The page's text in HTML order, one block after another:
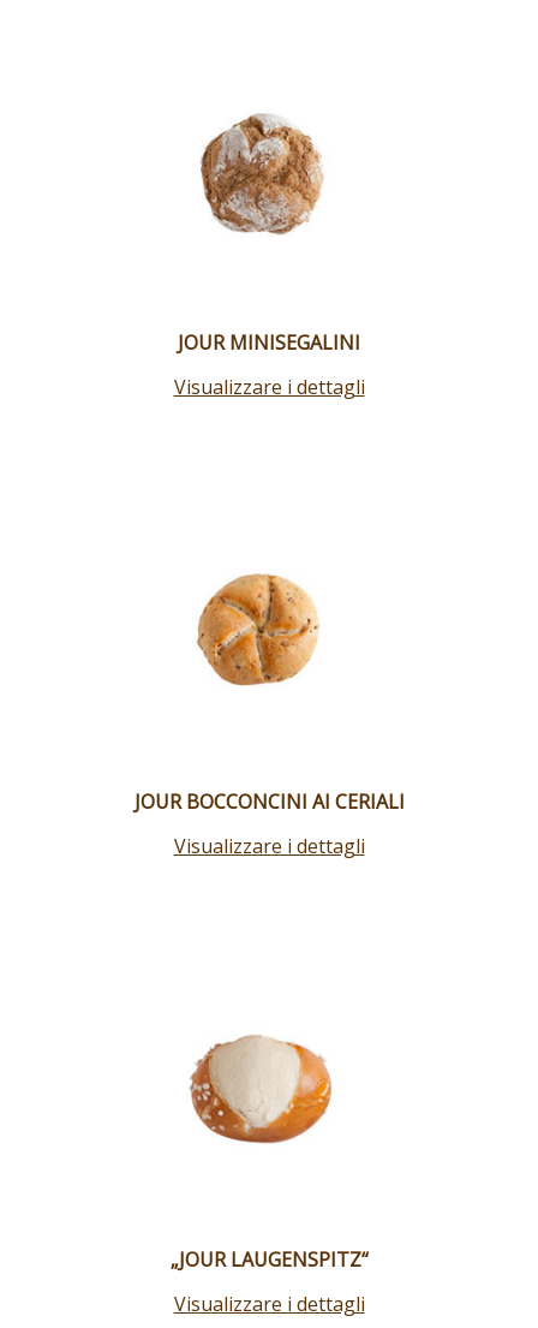
JOUR MINISEGALINI
Visualizzare i dettagli
JOUR BOCCONCINI AI CERIALI
Visualizzare i dettagli
„JOUR LAUGENSPITZ“
Visualizzare i dettagli